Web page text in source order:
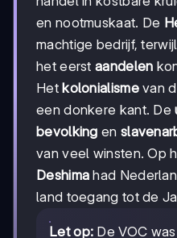
en nootmuskaat. De
machtige bedrijf,
het eerst aandelen
Het kolonialismevan
een donkere kant. De
bevolking en
van veel winsten. Op
Deshima had
land toegang tot de
Let op: De VOC